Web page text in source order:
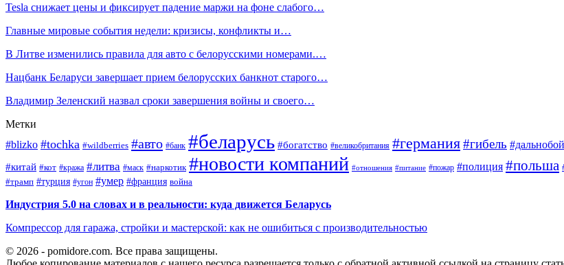
Tesla снижает цены и фиксирует падение маржи на фоне слабого…
Главные мировые события недели: кризисы, конфликты и…
В Литве изменились правила для авто с белорусскими номерами.…
Нацбанк Беларуси завершает прием белорусских банкнот старого…
Владимир Зеленский назвал сроки завершения войны и своего…
Метки
#blizko #tochka #wildberries #авто #банк #беларусь #богатство #великобритания #германия#гибель
#китай #кот #кража #литва #маск #наркотик #новости компаний #отношения #питание #пожар #полиция #польша
#трамп #турция #угон #умер #франция война
Индустрия 5.0 на словах и в реальности: куда движется Беларусь
Компрессор для гаража, стройки и мастерской: как не ошибиться с производительностью
© 2026 - pomidore.com. Все права защищены.